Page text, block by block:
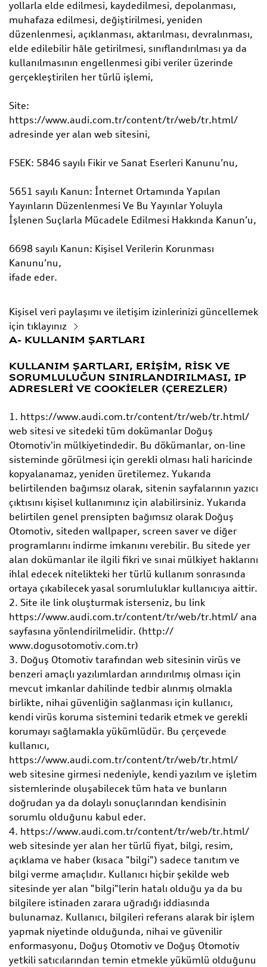
yollarla elde edilmesi, kaydedilmesi, depolanması,
muhafaza edilmesi, değiştirilmesi, yeniden
düzenlenmesi, açıklanması, aktarılması, devralınması,
elde edilebilir hâle getirilmesi, sınıflandırılması ya da
kullanılmasının engellenmesi gibi veriler üzerinde
gerçekleştirilen her türlü işlemi,
Site:
https://www.audi.com.tr/content/tr/web/tr.html/
adresinde yer alan web sitesini,
FSEK: 5846 sayılı Fikir ve Sanat Eserleri Kanunu’nu,
5651 sayılı Kanun: İnternet Ortamında Yapılan
Yayınların Düzenlenmesi Ve Bu Yayınlar Yoluyla
İşlenen Suçlarla Mücadele Edilmesi Hakkında Kanun’u,
6698 sayılı Kanun: Kişisel Verilerin Korunması
Kanunu’nu,
ifade eder.
Kişisel veri paylaşımı ve iletişim izinlerinizi güncellemek
için tıklayınız
A- KULLANIM ŞARTLARI
KULLANIM ŞARTLARI, ERİŞİM, RİSK VE
SORUMLULUĞUN SINIRLANDIRILMASI, IP
ADRESLERİ VE COOKİELER (ÇEREZLER)
1. https://www.audi.com.tr/content/tr/web/tr.html/
web sitesi ve sitedeki tüm dokümanlar Doğuş
Otomotiv'in mülkiyetindedir. Bu dökümanlar, on-line
sisteminde görülmesi için gerekli olması hali haricinde
kopyalanamaz, yeniden üretilemez. Yukarıda
belirtilenden bağımsız olarak, sitenin sayfalarının yazıcı
çıktısını kişisel kullanımınız için alabilirsiniz. Yukarıda
belirtilen genel prensipten bağımsız olarak Doğuş
Otomotiv, siteden wallpaper, screen saver ve diğer
programlarını indirme imkanını verebilir. Bu sitede yer
alan dokümanlar ile ilgili fikri ve sınai mülkiyet haklarını
ihlal edecek nitelikteki her türlü kullanım sonrasında
ortaya çıkabilecek yasal sorumluluklar kullanıcıya aittir.
2. Site ile link oluşturmak isterseniz, bu link
https://www.audi.com.tr/content/tr/web/tr.html/ ana
sayfasına yönlendirilmelidir. (http://
www.dogusotomotiv.com.tr)
3. Doğuş Otomotiv tarafından web sitesinin virüs ve
benzeri amaçlı yazılımlardan arındırılmış olması için
mevcut imkanlar dahilinde tedbir alınmış olmakla
birlikte, nihai güvenliğin sağlanması için kullanıcı,
kendi virüs koruma sistemini tedarik etmek ve gerekli
korumayı sağlamakla yükümlüdür. Bu çerçevede
kullanıcı,
https://www.audi.com.tr/content/tr/web/tr.html/
web sitesine girmesi nedeniyle, kendi yazılım ve işletim
sistemlerinde oluşabilecek tüm hata ve bunların
doğrudan ya da dolaylı sonuçlarından kendisinin
sorumlu olduğunu kabul eder.
4. https://www.audi.com.tr/content/tr/web/tr.html/
web sitesinde yer alan her türlü fiyat, bilgi, resim,
açıklama ve haber (kısaca "bilgi") sadece tanıtım ve
bilgi verme amaçlıdır. Kullanıcı hiçbir şekilde web
sitesinde yer alan "bilgi"lerin hatalı olduğu ya da bu
bilgilere istinaden zarara uğradığı iddiasında
bulunamaz. Kullanıcı, bilgileri referans alarak bir işlem
yapmak niyetinde olduğunda, nihai ve güvenilir
enformasyonu, Doğuş Otomotiv ve Doğuş Otomotiv
yetkili satıcılarından temin etmekle yükümlü olduğunu